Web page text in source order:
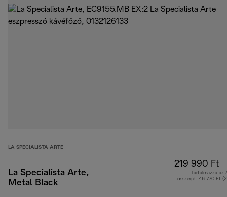
LA SPECIALISTA ARTE
La Specialista Arte,
Metal Black
219 990 Ft
Tartalmazza az
összegét 46 770 Ft